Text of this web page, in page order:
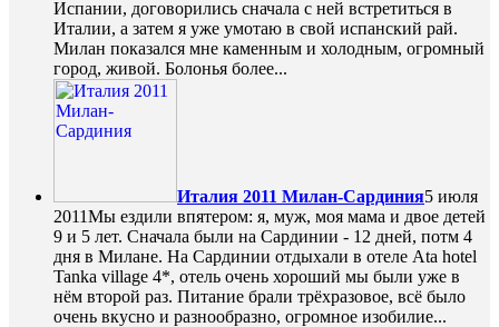
Испании, договорились сначала с ней встретиться в
Италии, а затем я уже умотаю в свой испанский рай.
Милан показался мне каменным и холодным, огромный
город, живой. Болонья более...
Италия 2011 Милан-Сардиния5 июля
2011Мы ездили впятером: я, муж, моя мама и двое детей
9 и 5 лет. Сначала были на Сардинии - 12 дней, потм 4
дня в Милане. На Сардинии отдыхали в отеле Ata hotel
Tanka village 4*, отель очень хороший мы были уже в
нём второй раз. Питание брали трёхразовое, всё было
очень вкусно и разнообразно, огромное изобилие...